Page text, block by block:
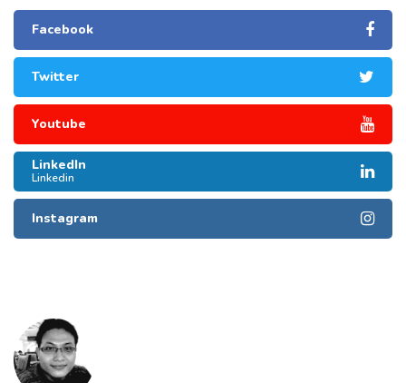
Facebook
Twitter
Youtube
LinkedIn
Linkedin
Instagram